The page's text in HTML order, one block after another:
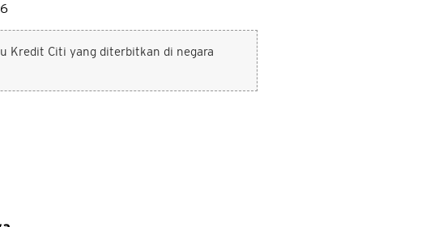
Kredit Citi yang diterbitkan di negara